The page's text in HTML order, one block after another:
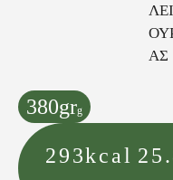
380grg
293kcal